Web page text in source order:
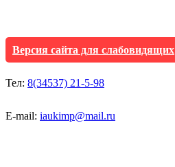
Версия сайта для слабовидящих
Тел: 8(34537) 21-5-98
E-mail: iaukimp@mail.ru